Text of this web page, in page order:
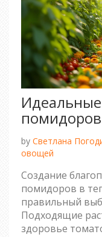
by Светлана
овощей
Создание
помидоров в
правильный
Подходящие
здоровье